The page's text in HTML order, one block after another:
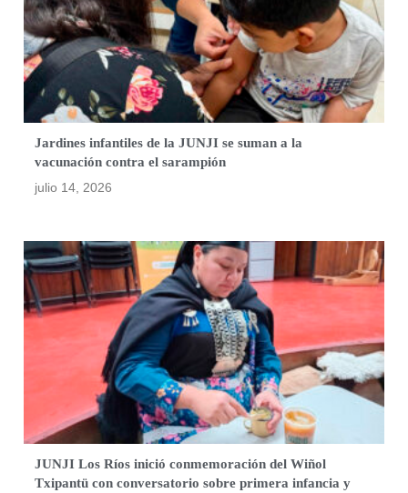
Jardines infantiles de la JUNJI se suman a la
vacunación contra el sarampión
julio 14, 2026
JUNJI Los Ríos inició conmemoración del Wiñol
Txipantü con conversatorio sobre primera infancia y